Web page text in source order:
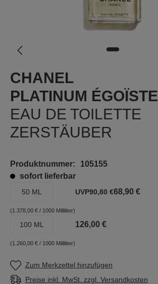
CHANEL
PLATINUM ÉGOÏSTE
EAU DE TOILETTE
ZERSTÄUBER
Produktnummer:
105155
sofort lieferbar
50 ML
(1.378,00 € / 1000 Milliliter)
UVP90,80 €68,90 €
100 ML
(1.260,00 € / 1000 Milliliter)
126,00 €
Zum Merkzettel hinzufügen
Preise inkl. MwSt. zzgl. Versandkosten